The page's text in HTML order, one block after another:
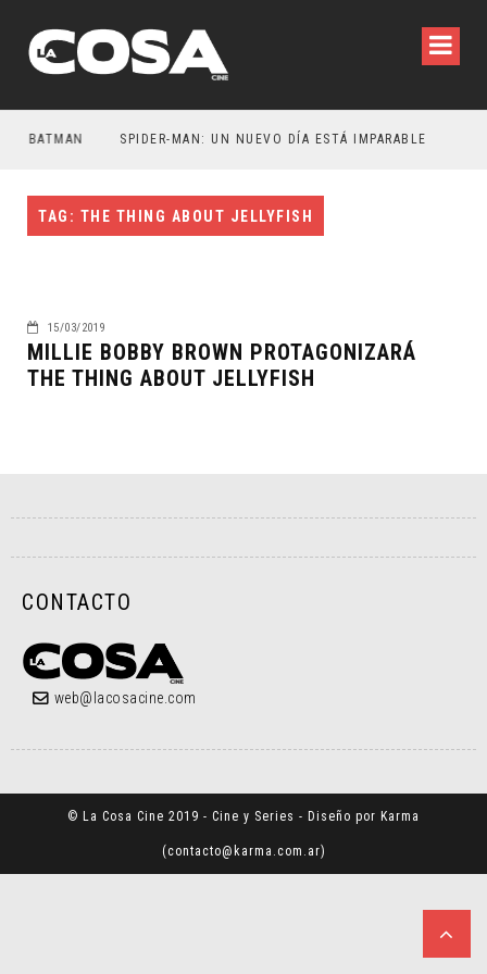
BATMAN SPIDER-MAN: UN NUEVO DÍA ESTÁ IMPARABLE
TAG: THE THING ABOUT JELLYFISH
15/03/2019
MILLIE BOBBY BROWN PROTAGONIZARÁ
THE THING ABOUT JELLYFISH
CONTACTO
web@lacosacine.com
© La Cosa Cine 2019 - Cine y Series - Diseño por Karma
(contacto@karma.com.ar)